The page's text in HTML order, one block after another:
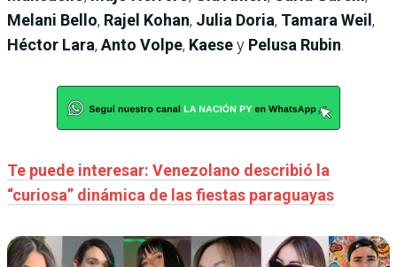
Melani Bello, Rajel Kohan, Julia Doria, Tamara Weil ,
Héctor Lara, Anto Volpe, Kaesey Pelusa Rubin.
Te puede interesar: Venezolano describió la
“curiosa” dinámica de las fiestas paraguayas